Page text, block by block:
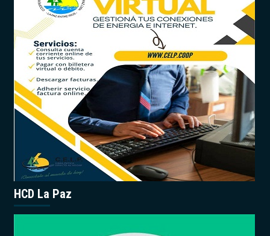
HCD La Paz